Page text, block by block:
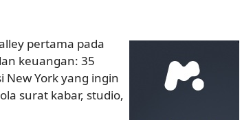
pertama pada
keuangan: 35
York yang ingin
surat kabar, studio,